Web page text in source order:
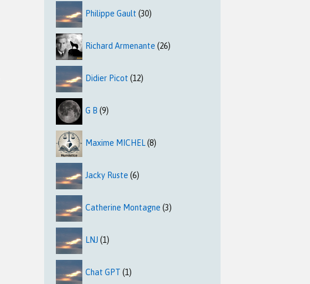
Philippe Gault (30)
Richard Armenante (26)
Didier Picot (12)
G B (9)
Maxime MICHEL(8)
Jacky Ruste (6)
Catherine Montagne (3)
LNJ (1)
Chat GPT (1)